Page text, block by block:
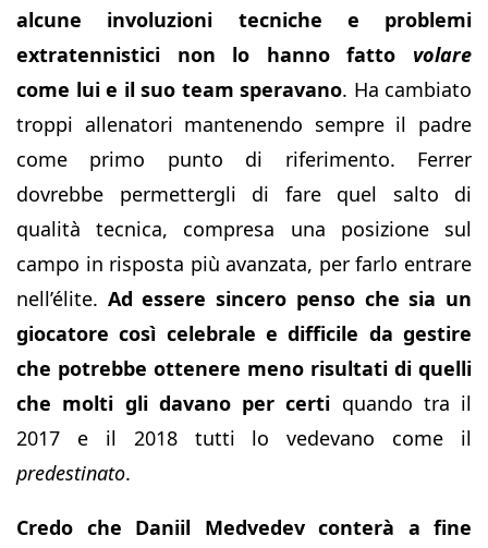
alcune involuzioni tecniche e problemi
extratennistici non lo hanno fatto volare
come lui e il suo team speravano. Ha cambiato
troppi allenatori mantenendo sempre il padre
come primo punto di riferimento. Ferrer
dovrebbe permettergli di fare quel salto di
qualità tecnica, compresa una posizione sul
campo in risposta più avanzata, per farlo entrare
nell’élite. Ad essere sincero penso che sia un
giocatore così celebrale e difficile da gestire
che potrebbe ottenere meno risultati di quelli
che molti gli davano per certi quando tra il
2017 e il 2018 tutti lo vedevano come il
predestinato.
Credo che Daniil Medvedev conterà a fine